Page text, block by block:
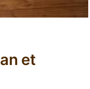
et